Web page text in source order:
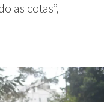
as cotas”,